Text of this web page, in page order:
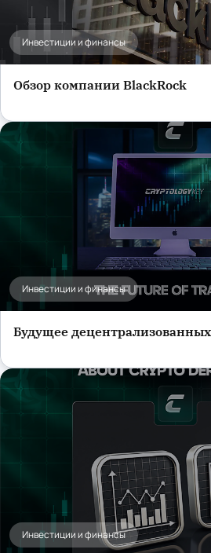
Инвестиции и финансы
Обзор компании BlackRock
Инвестиции и финансы
Будущее
Инвестиции и финансы